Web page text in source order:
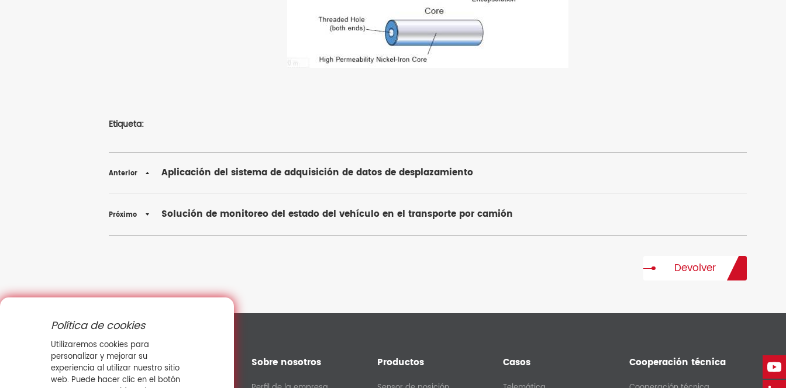
Etiqueta:
Anterior Aplicación del sistema de adquisición de datos de desplazamiento
Próximo Solución de monitoreo del estado del vehículo en el transporte por camión
Devolver
Sobre nosotros Productos Casos Cooperación técnica
Política de cookies
Utilizaremos cookies para
personalizar y mejorar su
experiencia al utilizar nuestro sitio
web. Puede hacer clic en el botón